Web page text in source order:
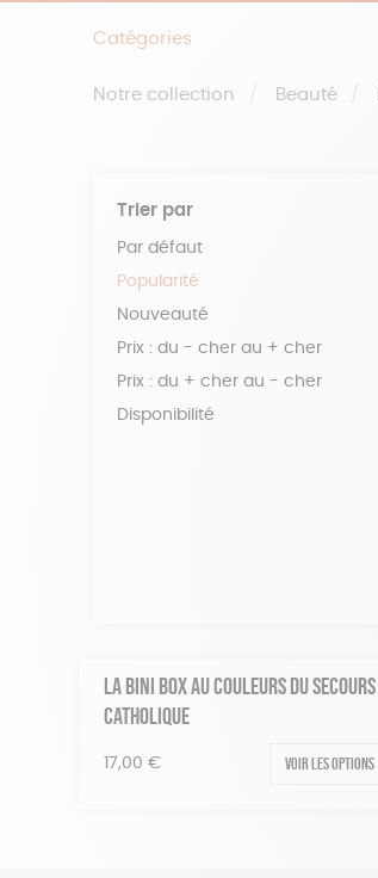
Catégories
Notre collection Beauté
Trier par
Par défaut
Popularité
Nouveauté
Prix : du - cher au + cher
Prix : du + cher au - cher
Disponibilité
LA BINI BOX AU COULEURS DU SECOURS
CATHOLIQUE
17,00 € Voir les options